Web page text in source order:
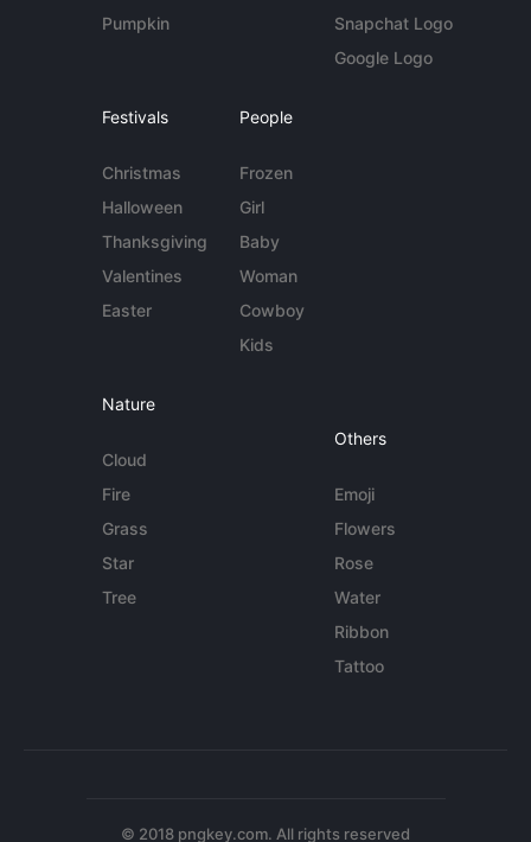
Pumpkin
Snapchat Logo
Google Logo
Festivals
Christmas
Halloween
Thanksgiving
Valentines
Easter
People
Frozen
Girl
Baby
Woman
Cowboy
Kids
Nature
Cloud
Fire
Grass
Star
Tree
Others
Emoji
Flowers
Rose
Water
Ribbon
Tattoo
© 2018 pngkey.com. All rights reserved